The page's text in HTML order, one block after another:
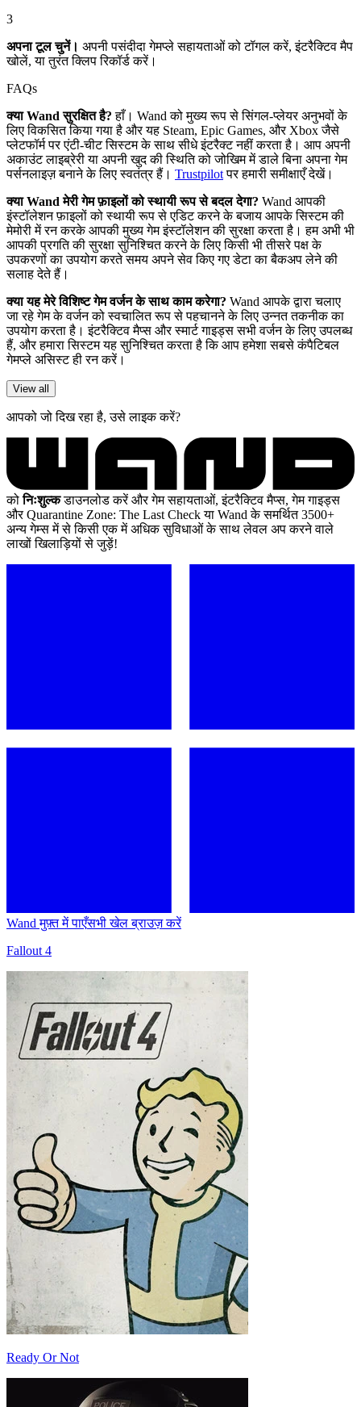
3
अपना टूल चुनें। अपनी पसंदीदा गेमप्ले सहायताओं को टॉगल करें, इंटरैक्टिव मैप
खोलें, या तुरंत क्लिप रिकॉर्ड करें।
FAQs
क्या Wand सुरक्षित है? हाँ। Wand को मुख्य रूप से सिंगल-प्लेयर अनुभवों के
लिए विकसित किया गया है और यह Steam, Epic Games, और Xbox जैसे
प्लेटफॉर्म पर एंटी-चीट सिस्टम के साथ सीधे इंटरैक्ट नहीं करता है। आप अपनी
अकाउंट लाइब्रेरी या अपनी खुद की स्थिति को जोखिम में डाले बिना अपना गेम
पर्सनलाइज़ बनाने के लिए स्वतंत्र हैं। Trustpilotपर हमारी समीक्षाएँ देखें।
क्या Wand मेरी गेम फ़ाइलों को स्थायी रूप से बदल देगा? Wand आपकी
इंस्टॉलेशन फ़ाइलों को स्थायी रूप से एडिट करने के बजाय आपके सिस्टम की
मेमोरी में रन करके आपकी मुख्य गेम इंस्टॉलेशन की सुरक्षा करता है। हम अभी भी
आपकी प्रगति की सुरक्षा सुनिश्चित करने के लिए किसी भी तीसरे पक्ष के
उपकरणों का उपयोग करते समय अपने सेव किए गए डेटा का बैकअप लेने की
सलाह देते हैं।
क्या यह मेरे विशिष्ट गेम वर्जन के साथ काम करेगा? Wand आपके द्वारा चलाए
जा रहे गेम के वर्जन को स्वचालित रूप से पहचानने के लिए उन्नत तकनीक का
उपयोग करता है। इंटरैक्टिव मैप्स और स्मार्ट गाइड्स सभी वर्जन के लिए उपलब्ध
हैं, और हमारा सिस्टम यह सुनिश्चित करता है कि आप हमेशा सबसे कंपैटिबल
गेमप्ले असिस्ट ही रन करें।
View all
आपको जो दिख रहा है, उसे लाइक करें?
कोनिःशुल्कडाउनलोड करें और गेम सहायताओं, इंटरैक्टिव मैप्स, गेम गाइड्स
और Quarantine Zone: The Last Check या Wand के समर्थित 3500+
अन्य गेम्स में से किसी एक में अधिक सुविधाओं के साथ लेवल अप करने वाले
लाखों खिलाड़ियों से जुड़ें!
Wand मुफ़्त में पाएँसभी खेल ब्राउज़ करें
Fallout 4
Ready Or Not